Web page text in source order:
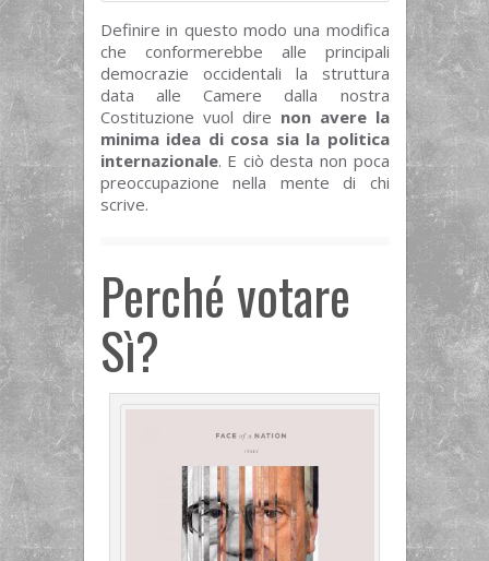
Definire in questo modo una modifica
che conformerebbe alle principali
democrazie occidentali la struttura
data alle Camere dalla nostra
Costituzione vuol dire non avere la
minima idea di cosa sia la politica
internazionale. E ciò desta non poca
preoccupazione nella mente di chi
scrive.
Perché votare
Sì?